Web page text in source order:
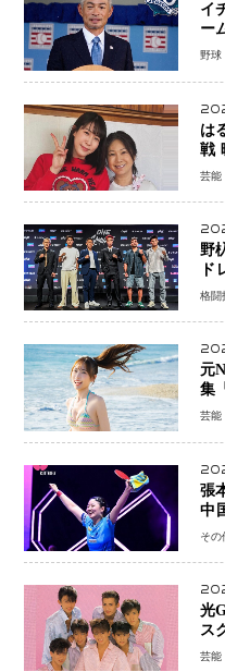
イ
ー
な
野球
は
戦
ん
芸能
野
ド
格闘
元
集
魅
芸能
張
中
ト8
その
光
ス
へ
芸能